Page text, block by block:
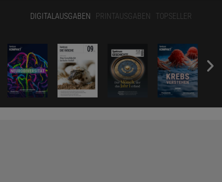
DIGITALAUSGABEN PRINTAUSGABEN TOPSELLER